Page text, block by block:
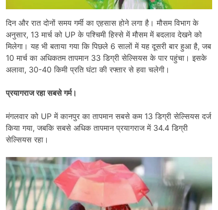
दिन और रात दोनों समय गर्मी का एहसास होने लगा है। मौसम विभाग के
अनुसार, 13 मार्च को UP के पश्चिमी हिस्से में मौसम में बदलाव देखने को
मिलेगा। यह भी बताया गया कि पिछले 6 सालों में यह दूसरी बार हुआ है, जब
10 मार्च का अधिकतम तापमान 33 डिग्री सेल्सियस के पार पहुंचा। इसके
अलावा, 30-40 किमी प्रति घंटा की रफ्तार से हवा चलेगी।
प्रयागराज रहा सबसे गर्म।
मंगलवार को UP में कानपुर का तापमान सबसे कम 13 डिग्री सेल्सियस दर्ज
किया गया, जबकि सबसे अधिक तापमान प्रयागराज में 34.4 डिग्री
सेल्सियस रहा।